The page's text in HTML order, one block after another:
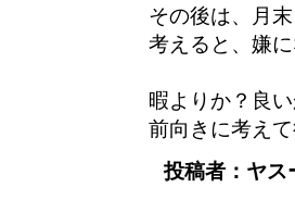
その後は、月
考えると、嫌
暇よりか？良
前向きに考え
投稿者：ヤ